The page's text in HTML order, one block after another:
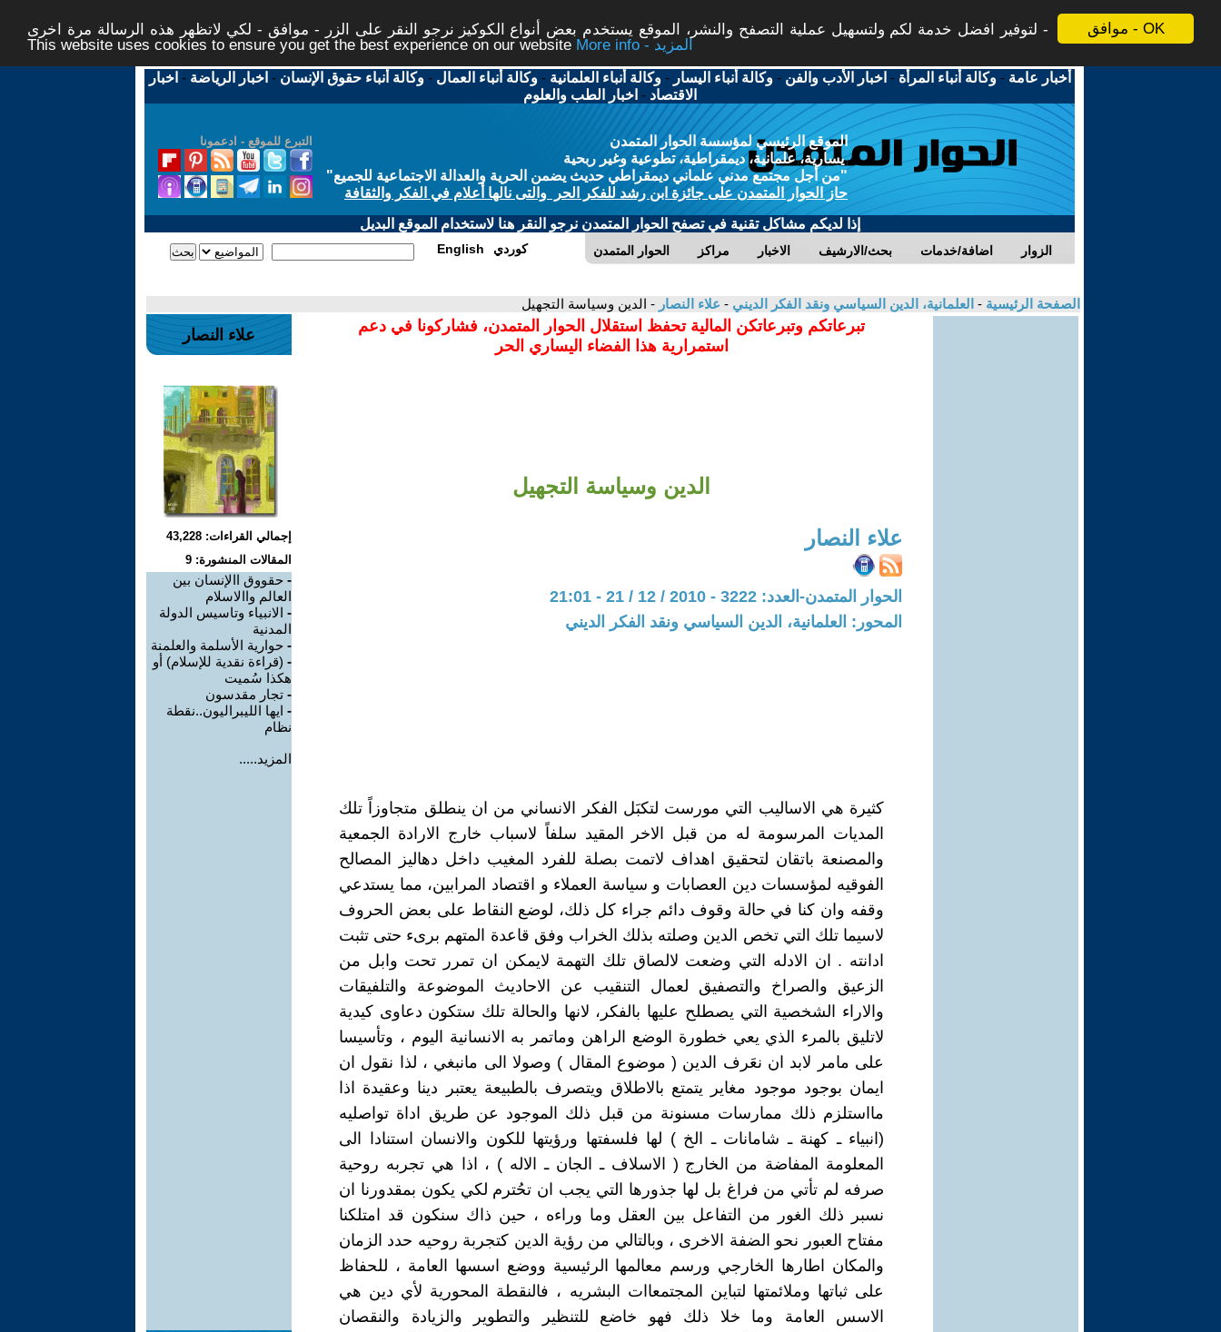
موافق - OK
لتوفير افضل خدمة لكم ولتسهيل عملية التصفح والنشر، الموقع يستخدم بعض أنواع الكوكيز نرجو النقر على الزر - موافق - لكي لاتظهر هذه الرسالة مرة اخرى -
This website uses cookies to ensure you get the best experience on our website
More info - المزيد
أخبار عامة -وكالة أنباء المرأة - اخبار الأدب والفن -وكالة أنباء اليسار -وكالة أنباء العلمانية -وكالة أنباء العمال -وكالة أنباء حقوق الإنسان - اخبار الرياضة - اخبار
الاقتصاد - اخبار الطب والعلوم
التبرع للموقع - ادعمونا
الموقع الرئيسي لمؤسسة الحوار المتمدن
يسارية، علمانية، ديمقراطية، تطوعية وغير ربحية
"من أجل مجتمع مدني علماني ديمقراطي حديث يضمن الحرية والعدالة الاجتماعية للجميع"
حاز الحوار المتمدن على جائزة ابن رشد للفكر الحر والتى نالها أعلام في الفكر والثقافة
إذا لديكم مشاكل تقنية في تصفح الحوار المتمدن نرجو النقر هنا لاستخدام الموقع البديل
الحوار المتمدن مراكز الاخبار بحث/الارشيف اضافة/خدمات الزوار English كوردي
الصفحة الرئيسية - العلمانية، الدين السياسي ونقد الفكر الديني - علاء النصار - الدين وسياسة التجهيل
تبرعاتكم وتبرعاتكن المالية تحفظ استقلال الحوار المتمدن، فشاركونا في دعم
استمرارية هذا الفضاء اليساري الحر
الدين وسياسة التجهيل
علاء النصار
الحوار المتمدن-العدد: 3222 - 2010 / 12 / 21 - 21:01
المحور: العلمانية، الدين السياسي ونقد الفكر الديني
كثيرة هي الاساليب التي مورست لتكبَل الفكر الانساني من ان ينطلق متجاوزاً تلك
المديات المرسومة له من قبل الاخر المقيد سلفاً لاسباب خارج الارادة الجمعية
والمصنعة باتقان لتحقيق اهداف لاتمت بصلة للفرد المغيب داخل دهاليز المصالح
الفوقيه لمؤسسات دين العصابات و سياسة العملاء و اقتصاد المرابين، مما يستدعي
وقفه وان كنا في حالة وقوف دائم جراء كل ذلك، لوضع النقاط على بعض الحروف
لاسيما تلك التي تخص الدين وصلته بذلك الخراب وفق قاعدة المتهم برىء حتى تثبت
ادانته . ان الادله التي وضعت لالصاق تلك التهمة لايمكن ان تمرر تحت وابل من
الزعيق والصراخ والتصفيق لعمال التنقيب عن الاحاديث الموضوعة والتلفيقات
والاراء الشخصية التي يصطلح عليها بالفكر، لانها والحالة تلك ستكون دعاوى كيدية
لاتليق بالمرء الذي يعي خطورة الوضع الراهن وماتمر به الانسانية اليوم ، وتأسيسا
على مامر لابد ان نعَرف الدين ( موضوع المقال ) وصولا الى مانبغي ، لذا نقول ان
ايمان بوجود موجود مغاير يتمتع بالاطلاق ويتصرف بالطبيعة يعتبر دينا وعقيدة اذا
مااستلزم ذلك ممارسات مسنونة من قبل ذلك الموجود عن طريق اداة تواصليه
(انبياء ـ كهنة ـ شامانات ـ الخ ) لها فلسفتها ورؤيتها للكون والانسان استنادا الى
المعلومة المفاضة من الخارج ( الاسلاف ـ الجان ـ الاله ) ، اذا هي تجربه روحية
صرفه لم تأتي من فراغ بل لها جذورها التي يجب ان تحُترم لكي يكون بمقدورنا ان
نسبر ذلك الغور من التفاعل بين العقل وما وراءه ، حين ذاك سنكون قد امتلكنا
مفتاح العبور نحو الضفة الاخرى ، وبالتالي من رؤية الدين كتجربة روحيه حدد الزمان
والمكان اطارها الخارجي ورسم معالمها الرئيسية ووضع اسسها العامة ، للحفاظ
على ثباتها وملائمتها لتباين المجتمعاات البشريه ، فالنقطة المحورية لأي دين هي
الاسس العامة وما خلا ذلك فهو خاضع للتنظير والتطوير والزيادة والنقصان
علاء النصار
إجمالي القراءات: 43,228
المقالات المنشورة: 9
- حقووق االإنسان بين
العالم واالاسلام
- الانبياء وتاسيس الدولة
المدنية
- حوارية الأسلمة والعلمنة
- (قراءة نقدية للإسلام) أو
هكذا سُميت
- تجار مقدسون
- ايها الليبراليون..نقطة
نظام
المزيد.....